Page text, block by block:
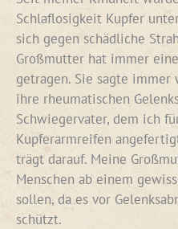
Schlaflosigkeit Kupfer
sich gegen schädliche
Großmutter hat immer
getragen. Sie sagte immer
ihre rheumatischen
Schwiegervater, dem ich
Kupferarmreifen
trägt darauf. Meine
Menschen ab einem
sollen, da es vor
schützt.